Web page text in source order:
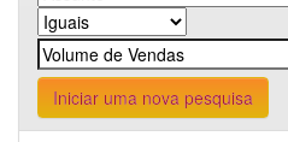
Iniciar uma nova pesquisa